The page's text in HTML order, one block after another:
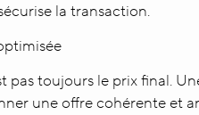
la transaction.
pas toujours le prix final.
une offre cohérente et